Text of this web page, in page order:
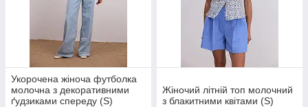
Укорочена жіноча футболка
молочна з декоративними
ґудзиками спереду (S)
Жіночий літній топ молочний
з блакитними квітами (S)